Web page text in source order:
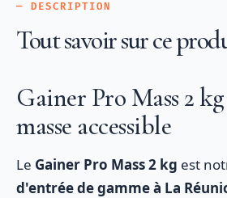
— DESCRIPTION
Tout savoir sur ce
Gainer Pro Mass 2
masse accessible
Le Gainer Pro Mass 2 kg est
d'entrée de gamme à La